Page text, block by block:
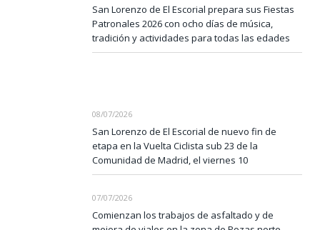
San Lorenzo de El Escorial prepara sus Fiestas
Patronales 2026 con ocho días de música,
tradición y actividades para todas las edades
08/07/2026
San Lorenzo de El Escorial de nuevo fin de
etapa en la Vuelta Ciclista sub 23 de la
Comunidad de Madrid, el viernes 10
07/07/2026
Comienzan los trabajos de asfaltado y de